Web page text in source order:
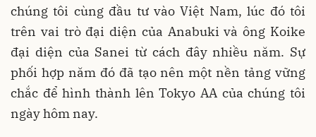
chúng tôi cùng đầu tư vào Việt Nam, lúc đó tôi
trên vai trò đại diện của Anabuki và ông Koike
đại diện của Sanei từ cách đây nhiều năm. Sự
phối hợp năm đó đã tạo nên một nền tảng vững
chắc để hình thành lên Tokyo AA của chúng tôi
ngày hôm nay.